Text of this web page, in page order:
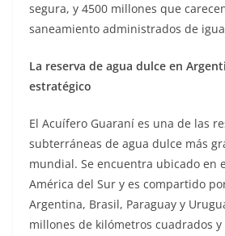
segura, y 4500 millones que
saneamiento administrados de
La reserva de agua dulce en
estratégico
El Acuífero Guaraní es una de las
subterráneas de agua dulce más
mundial. Se encuentra ubicado en
América del Sur y es compartido
Argentina, Brasil, Paraguay y
millones de kilómetros cuadrados